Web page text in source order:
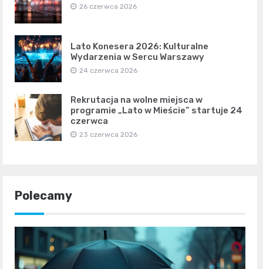
26 czerwca 2026
Lato Konesera 2026: Kulturalne
Wydarzenia w Sercu Warszawy
24 czerwca 2026
Rekrutacja na wolne miejsca w
programie „Lato w Mieście” startuje 24
czerwca
23 czerwca 2026
Polecamy